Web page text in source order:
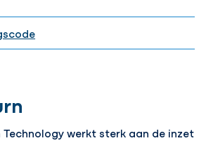
werkt sterk aan de inzet